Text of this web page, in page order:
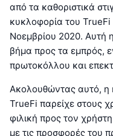
από τα καθοριστικά
κυκλοφορία του TrueFi
Νοεμβρίου 2020. Αυτή
βήμα προς τα εμπρός,
πρωτοκόλλου και
Ακολουθώντας αυτό, η
TrueFi παρείχε στους
φιλική προς τον
με τις προσφορές του